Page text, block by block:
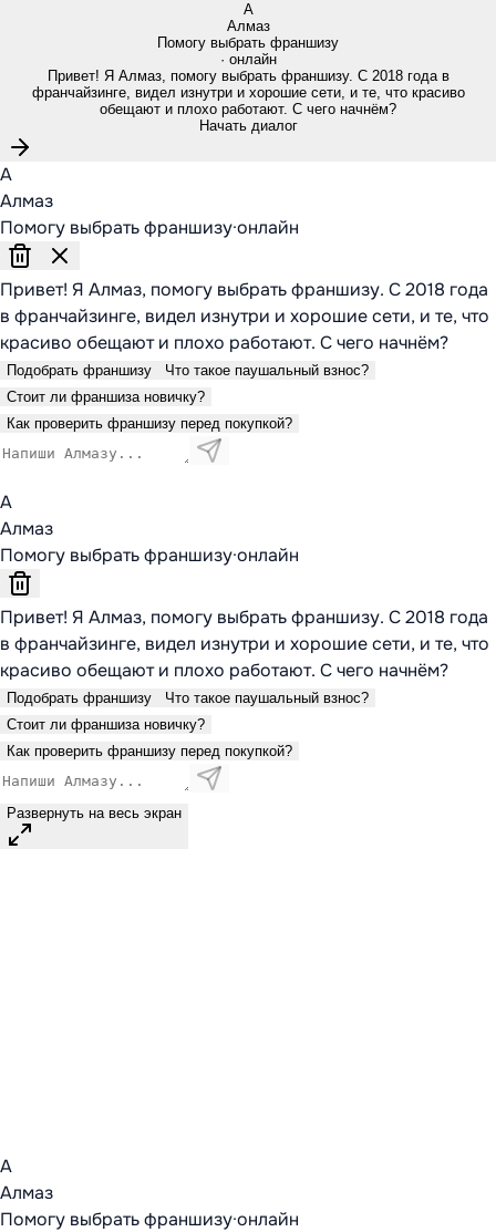
А
Алмаз
Помогу выбрать франшизу
· онлайн
Привет! Я Алмаз, помогу выбрать франшизу. С 2018 года в
франчайзинге, видел изнутри и хорошие сети, и те, что красиво
обещают и плохо работают. С чего начнём?
Начать диалог
А
Алмаз
Помогу выбрать франшизу·онлайн
Привет! Я Алмаз, помогу выбрать франшизу. С 2018 года
в франчайзинге, видел изнутри и хорошие сети, и те, что
красиво обещают и плохо работают. С чего начнём?
Подобрать франшизу
Что такое паушальный взнос?
Стоит ли франшиза новичку?
Как проверить франшизу перед покупкой?
А
Алмаз
Помогу выбрать франшизу·онлайн
Привет! Я Алмаз, помогу выбрать франшизу. С 2018 года
в франчайзинге, видел изнутри и хорошие сети, и те, что
красиво обещают и плохо работают. С чего начнём?
Подобрать франшизу
Что такое паушальный взнос?
Стоит ли франшиза новичку?
Как проверить франшизу перед покупкой?
Развернуть на весь экран
А
Алмаз
Помогу выбрать франшизу·онлайн